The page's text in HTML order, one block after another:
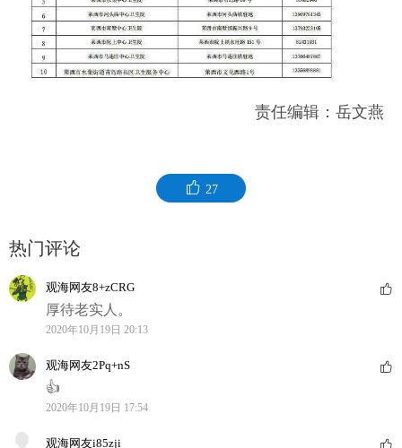
责任编辑：岳文燕
27
热门评论
观海网友8+zCRG
厚待老实人。
2020年10月19日 20:13
观海网友2Pq+nS
👍
2020年10月19日 17:54
观海网友i85zji